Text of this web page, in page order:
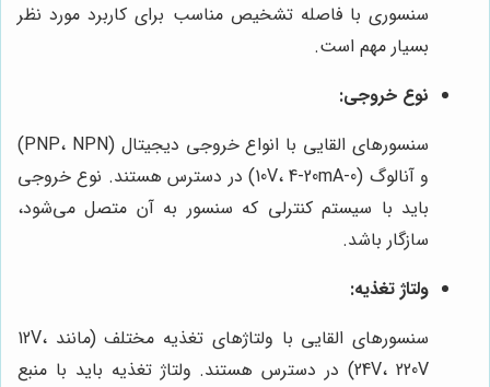
سنسوری با فاصله تشخیص مناسب برای کاربرد مورد نظر
بسیار مهم است.
نوع خروجی:
سنسورهای القایی با انواع خروجی دیجیتال (PNP، NPN)
و آنالوگ (0-10V، 4-20mA) در دسترس هستند. نوع خروجی
باید با سیستم کنترلی که سنسور به آن متصل می‌شود،
سازگار باشد.
ولتاژ تغذیه:
سنسورهای القایی با ولتاژهای تغذیه مختلف (مانند 12V،
24V، 220V) در دسترس هستند. ولتاژ تغذیه باید با منبع